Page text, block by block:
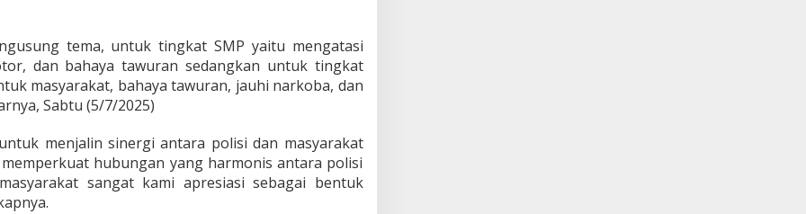
tema, untuk tingkat SMP yaitu mengatasi
dan bahaya tawuran sedangkan untuk tingkat
masyarakat, bahaya tawuran, jauhi narkoba, dan
Sabtu (5/7/2025)
menjalin sinergi antara polisi dan masyarakat
hubungan yang harmonis antara polisi
sangat kami apresiasi sebagai bentuk